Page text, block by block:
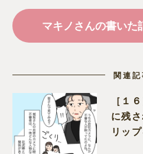
マキノさんの書いた
関連記
［１
に残
リッ
る証